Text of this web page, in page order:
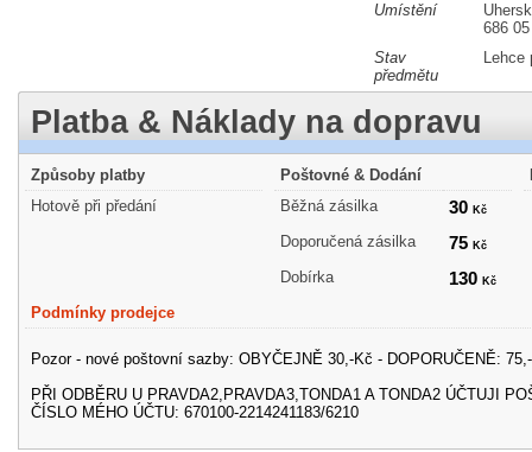
Umístění
686 05
Stav
předmětu
Lehce
Platba & Náklady na dopravu
Způsoby platby
Hotově při předání
Poštovné & Dodání
Běžná zásilka
30 Kč
Doporučená zásilka 75 Kč
Dobírka 130 Kč
Podmínky prodejce
Pozor - nové poštovní sazby: OBYČEJNĚ 30,-Kč - DOPORUČENĚ:
PŘI ODBĚRU U PRAVDA2,PRAVDA3,TONDA1 A TONDA2 ÚČTUJI
ČÍSLO MÉHO ÚČTU: 670100-2214241183/6210